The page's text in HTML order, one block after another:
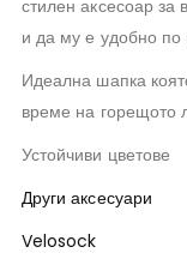
стилен аксесоар за
и да му е удобно по
Идеална шапка
време на горещото
Устойчиви цветове
Други аксесуари
Velosock